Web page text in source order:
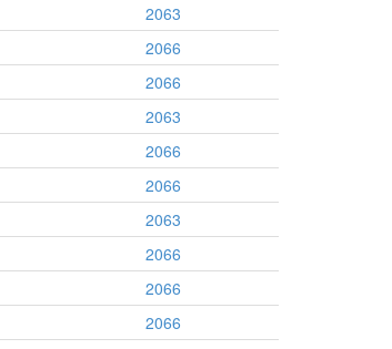
2063
2066
2066
2063
2066
2066
2063
2066
2066
2066